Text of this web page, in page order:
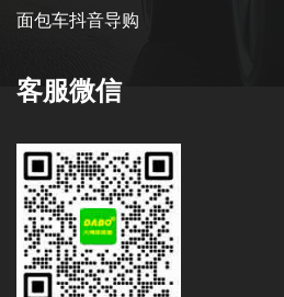
面包车抖音导购
客服微信